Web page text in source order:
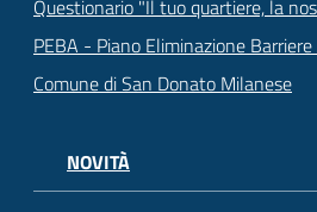
Questionario "Il tuo quartiere, la
PEBA - Piano Eliminazione
Comune di San Donato Milanese
NOVITÀ